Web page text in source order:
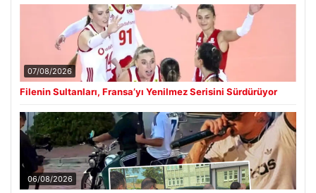
07/08/2026
Filenin Sultanları, Fransa’yı Yenilmez Serisini Sürdürüyor
06/08/2026